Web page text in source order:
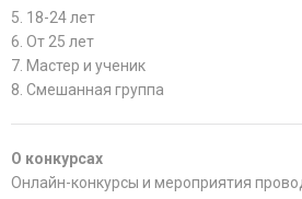
5. 18-24 лет
6. От 25 лет
7. Мастер и ученик
8. Смешанная группа
О конкурсах
Онлайн-конкурсы и мероприятия